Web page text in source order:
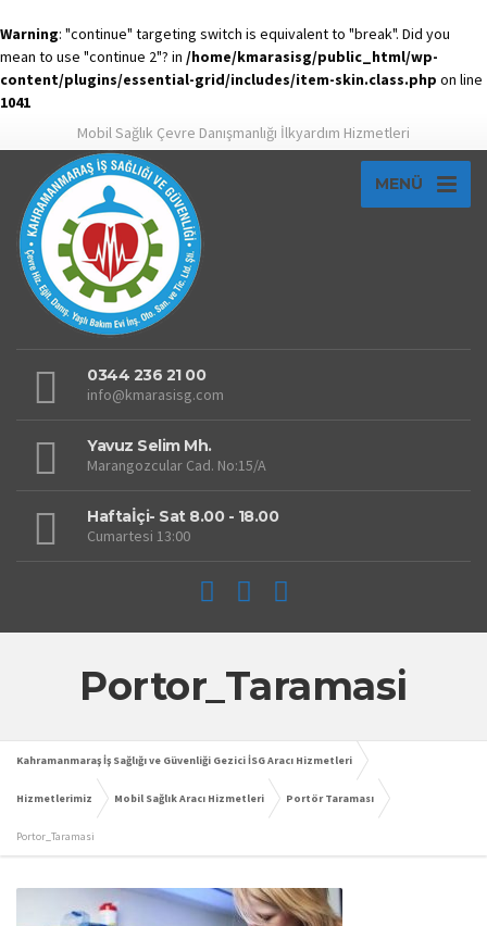
Warning: "continue" targeting switch is equivalent to "break". Did you
mean to use "continue 2"? in /home/kmarasisg/public_html/wp-
content/plugins/essential-grid/includes/item-skin.class.php on line
1041
Mobil Sağlık Çevre Danışmanlığı İlkyardım Hizmetleri
MENÜ
0344 236 21 00
info@kmarasisg.com
Yavuz Selim Mh.
Marangozcular Cad. No:15/A
Haftaİçi- Sat 8.00 - 18.00
Cumartesi 13:00
Portor_Taramasi
Kahramanmaraş İş Sağlığı ve Güvenliği Gezici İSG Aracı Hizmetleri
Hizmetlerimiz Mobil Sağlık Aracı Hizmetleri Portör Taraması
Portor_Taramasi